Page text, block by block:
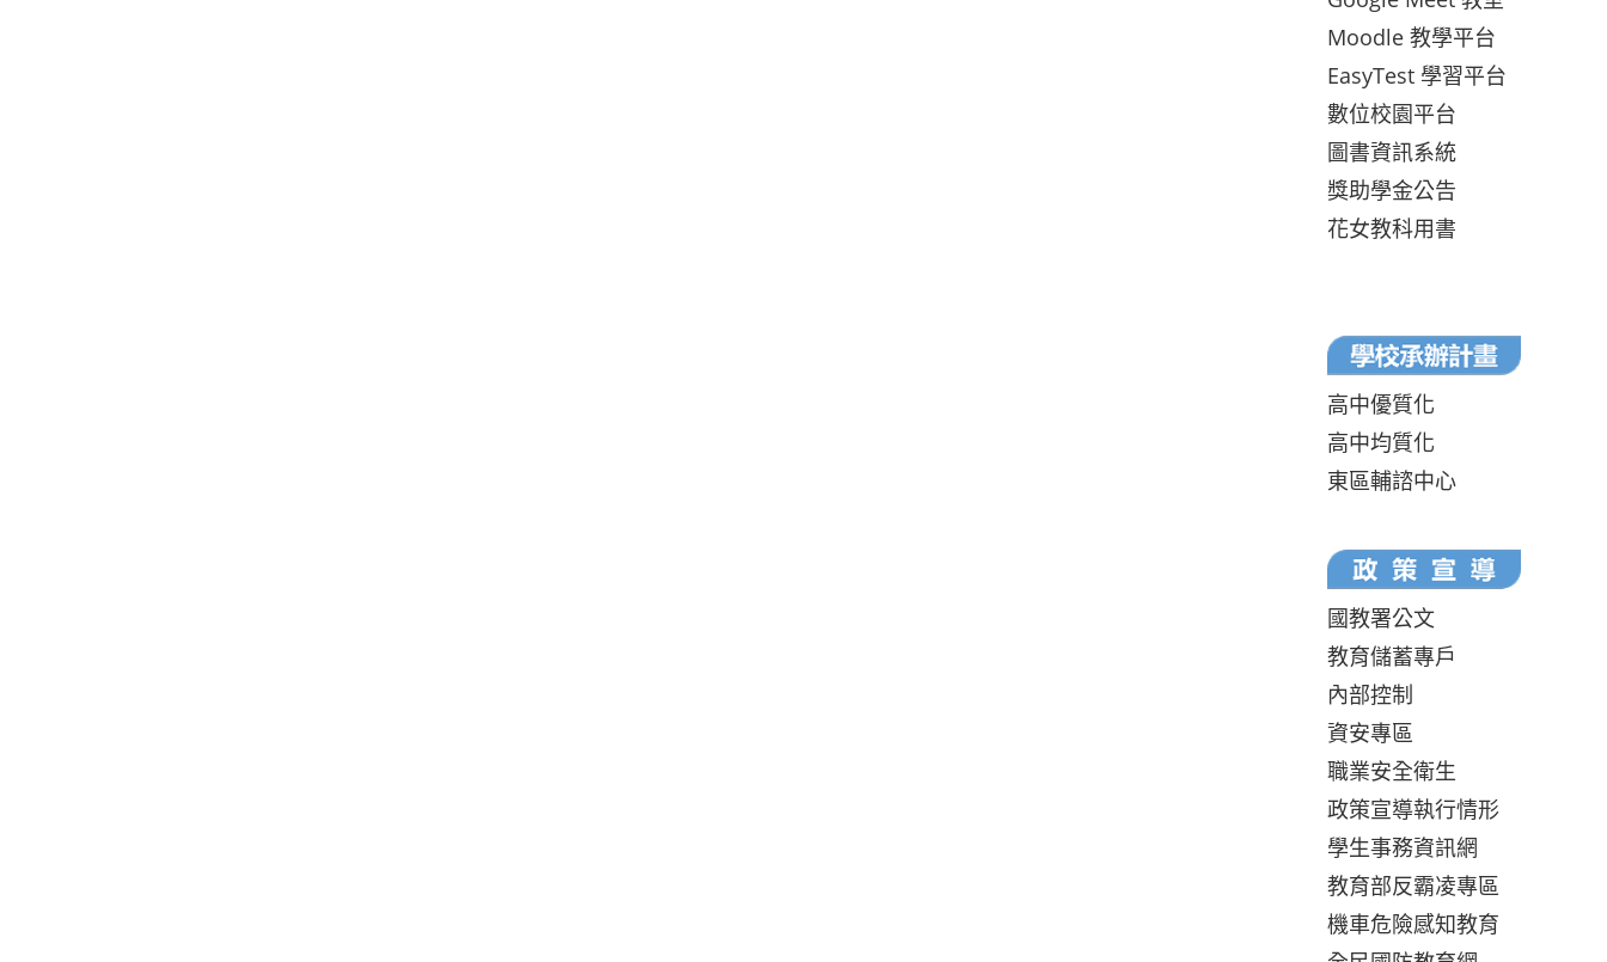
Moodle 教學平台
EasyTest 學習平台
數位校園平台
圖書資訊系統
獎助學金公告
花女教科用書
高中優質化
高中均質化
東區輔諮中心
國教署公文
教育儲蓄專戶
內部控制
資安專區
職業安全衛生
政策宣導執行情形
學生事務資訊網
教育部反霸凌專區
機車危險感知教育